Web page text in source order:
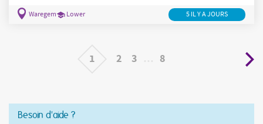
Waregem Lower 5 IL Y A JOURS
1 2 3 8
Besoin d'aide ?